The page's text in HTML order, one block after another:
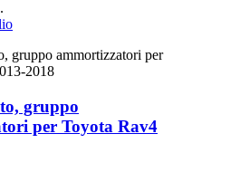
gruppo
per Toyota Rav4